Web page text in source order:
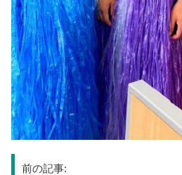
投
前の記事: